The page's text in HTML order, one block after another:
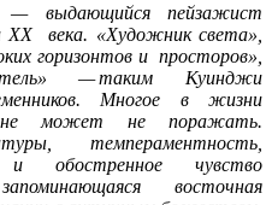
— выдающийся пейзажист
XX века. «Художник света»,
горизонтов и просторов»,
— таким Куинджи
Многое в жизни
может не поражать.
темпераментность,
и обостренное чувство
восточная